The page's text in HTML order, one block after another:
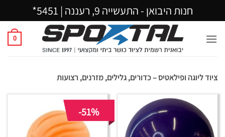
חנות היבואן - התעשייה 9, רעננה | 5451*
0
ציוד ליוגה ופילאטיס – כדורים, גלילים, מזרנים, רצועות
-51%